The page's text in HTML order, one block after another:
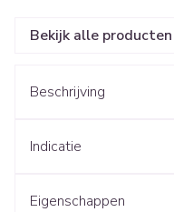
Bekijk alle
Beschrijving
Indicatie
Eigenschappen